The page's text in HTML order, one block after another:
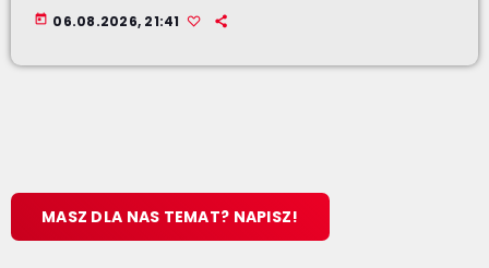
today 06.08.2026, 21:41
MASZ DLA NAS TEMAT? NAPISZ!